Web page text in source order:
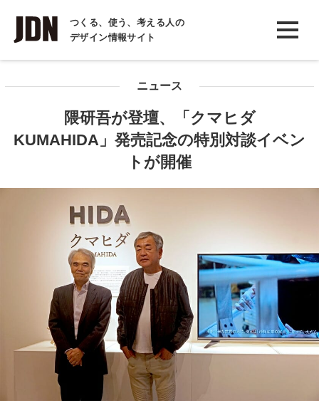
つくる、使う、考える人の
デザイン情報サイト
INTERVIEW
インタビュー
COLUMN
ニュース
隈研吾が登壇、「クマヒダ
KUMAHIDA」発売記念の特別対談イベン
トが開催